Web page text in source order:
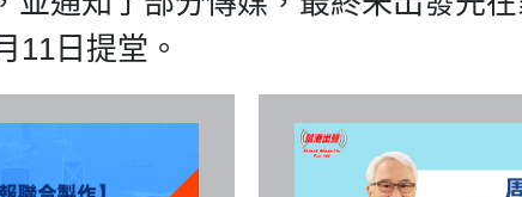
11日提堂。